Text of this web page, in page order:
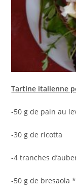
Tartine italienne
-50 g de pain au
-30 g de ricotta
-4 tranches
-50 g de bresaola *